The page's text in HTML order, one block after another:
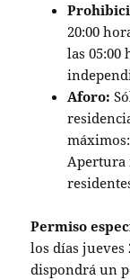
20:00
las 05:00
Aforo:
Apertura
Permiso
los días jueves
dispondrá un